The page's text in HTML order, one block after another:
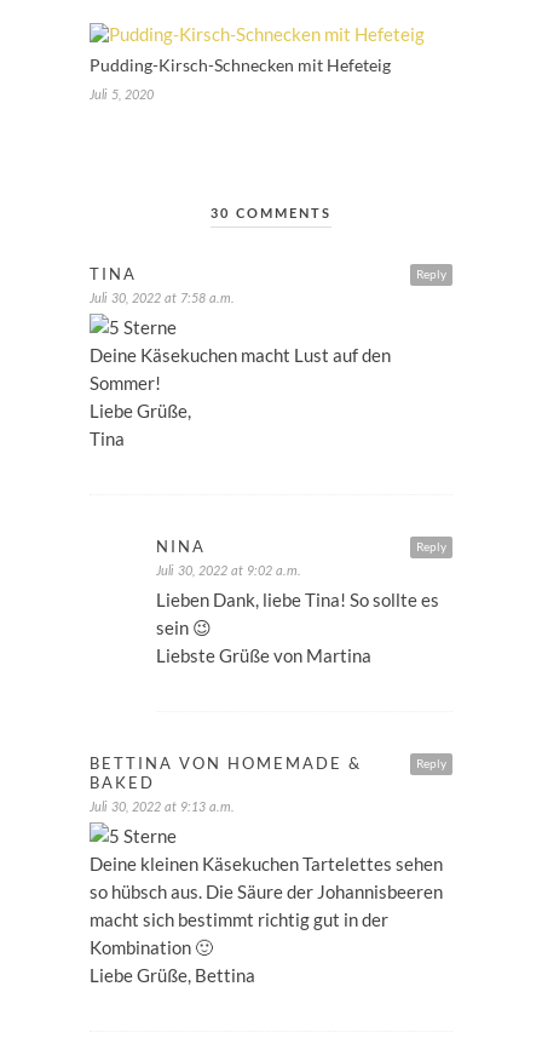
Pudding-Kirsch-Schnecken mit Hefeteig
Juli 5, 2020
30 COMMENTS
Reply
TINA
Juli 30, 2022 at 7:58 a.m.
Deine Käsekuchen macht Lust auf den
Sommer!
Liebe Grüße,
Tina
Reply
NINA
Juli 30, 2022 at 9:02 a.m.
Lieben Dank, liebe Tina! So sollte es
sein 😉
Liebste Grüße von Martina
Reply
BETTINA VON HOMEMADE &
BAKED
Juli 30, 2022 at 9:13 a.m.
Deine kleinen Käsekuchen Tartelettes sehen
so hübsch aus. Die Säure der Johannisbeeren
macht sich bestimmt richtig gut in der
Kombination 🙂
Liebe Grüße, Bettina